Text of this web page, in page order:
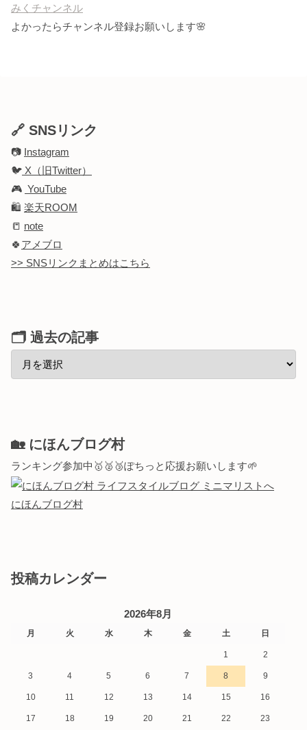
みくチャンネル
よかったらチャンネル登録お願いします🌸
🔗 SNSリンク
📷 Instagram
🐦 X（旧Twitter）
🎮 YouTube
🛍️ 楽天ROOM
📒 note
🍀アメブロ
>> SNSリンクまとめはこちら
🗂 過去の記事
🏡 にほんブログ村
ランキング参加中🥇🥈🥉ぽちっと応援お願いします🌱
にほんブログ村
投稿カレンダー
2026年8月
月 火 水 木 金 土 日
1 2
3 4 5 6 7 8 9
10 11 12 13 14 15 16
17 18 19 20 21 22 23